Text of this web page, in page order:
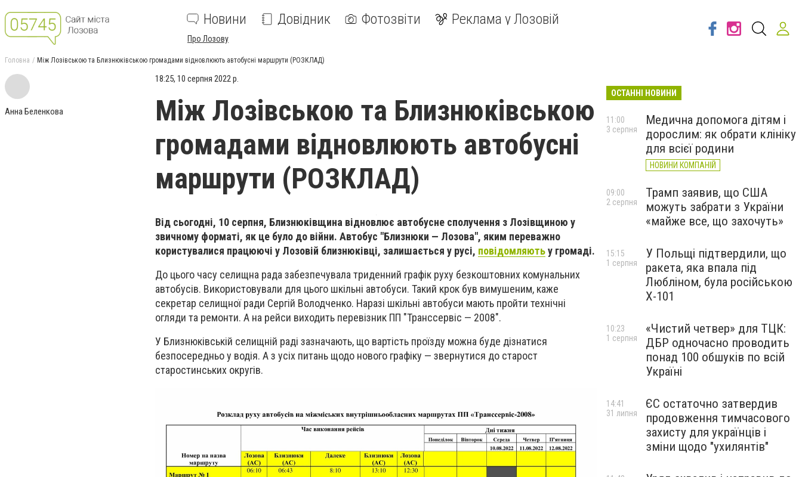
Новини Довідник Фотозвіти Реклама у Лозовій
Про Лозову
Головна Між Лозівською та Близнюківською громадами відновлюють автобусні маршрути (РОЗКЛАД)
Анна Беленкова
18:25, 10 серпня 2022 р.
Між Лозівською та Близнюківською
громадами відновлюють автобусні
маршрути (РОЗКЛАД)
Від сьогодні, 10 серпня, Близнюківщина відновлює автобусне сполучення з Лозівщиною у
звичному форматі, як це було до війни. Автобус "Близнюки — Лозова", яким переважно
користувалися працюючі у Лозовій близнюківці, залишається у русі, повідомляютьу громаді.
До цього часу селищна рада забезпечувала триденний графік руху безкоштовних комунальних
автобусів. Використовували для цього шкільні автобуси. Такий крок був вимушеним, каже
секретар селищної ради Сергій Володченко. Наразі шкільні автобуси мають пройти технічні
огляди та ремонти. А на рейси виходить перевізник ПП "Транссервіс — 2008".
У Близнюківській селищній раді зазначають, що вартість проїзду можна буде дізнатися
безпосередньо у водія. А з усіх питань щодо нового графіку — звернутися до старост
старостинських округів.
ОСТАННІ НОВИНИ
Медична допомога дітям і
дорослим: як обрати клініку
для всієї родини
НОВИНИ КОМПАНІЙ
11:00
3 серпня
Трамп заявив, що США
можуть забрати з України
«майже все, що захочуть»
09:00
2 серпня
У Польщі підтвердили, що
ракета, яка впала під
Любліном, була російською
Х-101
15:15
1 серпня
«Чистий четвер» для ТЦК:
ДБР одночасно проводить
понад 100 обшуків по всій
Україні
10:23
1 серпня
ЄС остаточно затвердив
продовження тимчасового
захисту для українців і
зміни щодо "ухилянтів"
14:41
31 липня